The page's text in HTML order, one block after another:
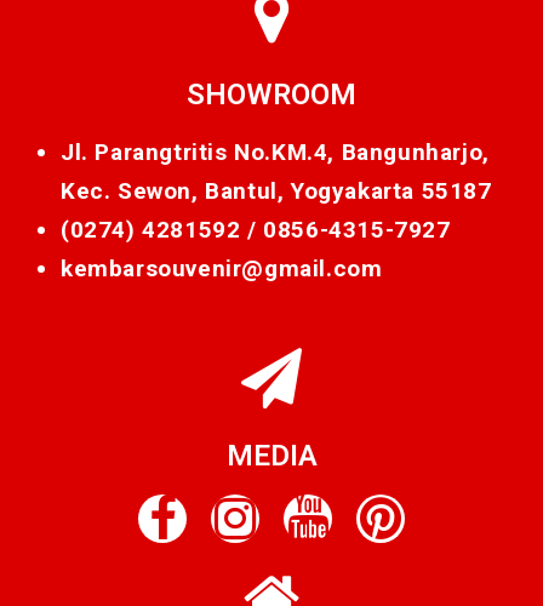
SHOWROOM
Jl. Parangtritis No.KM.4, Bangunharjo,
Kec. Sewon, Bantul, Yogyakarta 55187
(0274) 4281592 / 0856-4315-7927
kembarsouvenir@gmail.com
MEDIA